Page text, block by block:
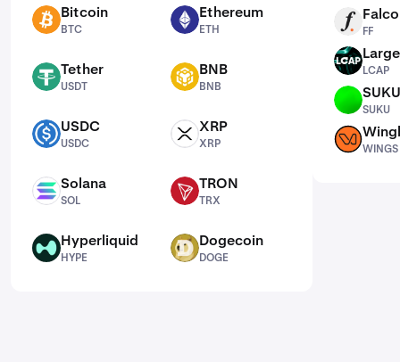
BTC Bitcoin
BTC
ETH Ethereum
ETH
USDT Tether
USDT
BNB BNB
BNB
USDC USDC
USDC
XRP XRP
XRP
SOL Solana
SOL
TRX TRON
TRX
HYPE Hyperliquid
HYPE
DOGE Dogecoin
DOGE
FF
FF
LCAP
LCAP
SUKU
SUKU
WINGS
WINGS